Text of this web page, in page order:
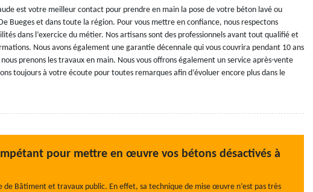
est votre meilleur contact pour prendre en main la pose de votre béton lavé ou
Bueges et dans toute la région. Pour vous mettre en confiance, nous respectons
dans l’exercice du métier. Nos artisans sont des professionnels avant tout qualifié et
Nous avons également une garantie décennale qui vous couvrira pendant 10 ans
prenons les travaux en main. Nous vous offrons également un service après-vente
toujours à votre écoute pour toutes remarques afin d’évoluer encore plus dans le
pour mettre en œuvre vos bétons désactivés à
de Bâtiment et travaux public. En effet, sa technique de mise œuvre n’est pas très